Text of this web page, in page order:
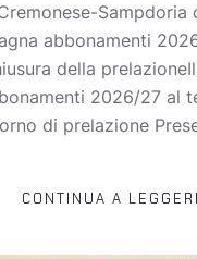
Sampdoria
abbonamenti
della
2026/27 al
di prelazione
CONTINUA A